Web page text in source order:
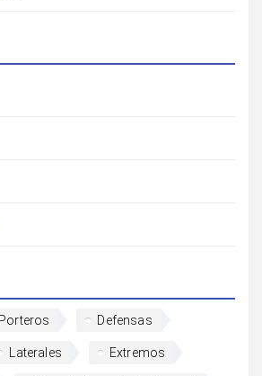
Porteros Defensas
Laterales Extremos